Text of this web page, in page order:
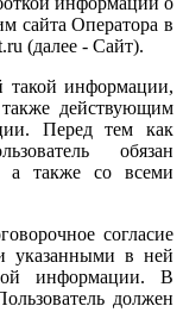
сайта Оператора в
(далее - Сайт).
такой информации,
действующим
Перед тем как
обязан
а также со всеми
согласие
указанными в ней
информации. В
должен